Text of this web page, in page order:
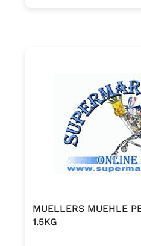
verschiedenen
MUELLERS MUEHLE
1.5KG